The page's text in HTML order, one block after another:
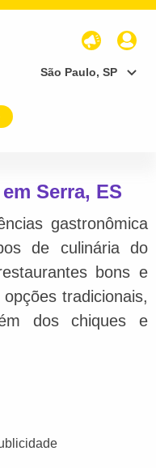
São Paulo, SP
Serra, ES
gastronômica
de culinária do
bons e
tradicionais,
dos chiques e